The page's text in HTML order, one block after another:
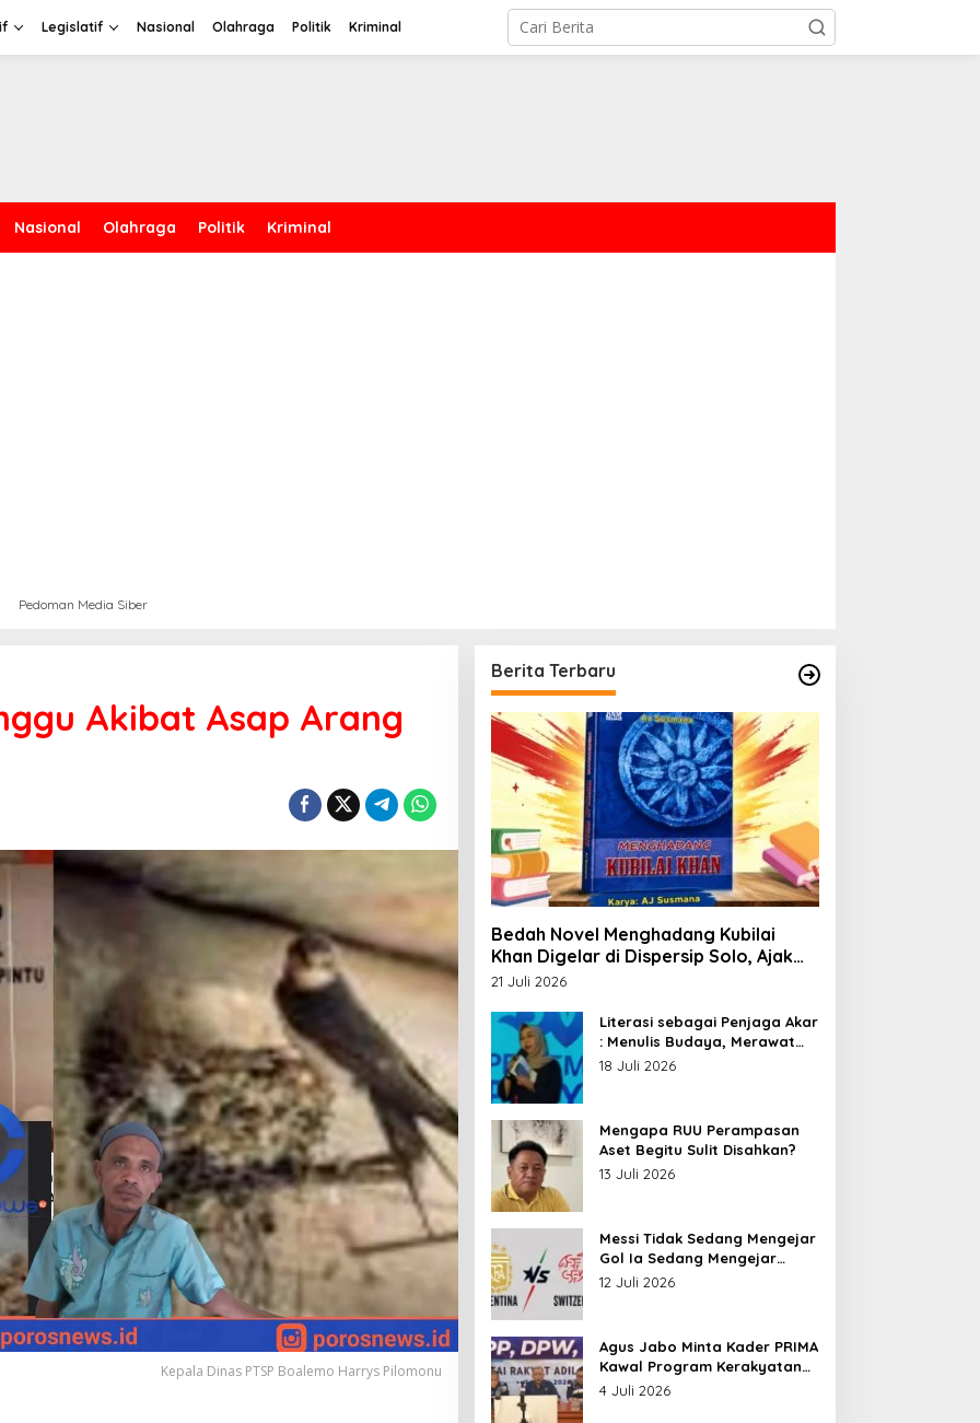
Legislatif Nasional Olahraga Politik Kriminal
Nasional Olahraga Politik Kriminal
Pedoman Media Siber
Akibat Asap Arang
Kepala Dinas PTSP Boalemo Harrys Pilomonu
Berita Terbaru
Bedah Novel Menghadang Kubilai
Khan Digelar di Dispersip Solo, Ajak
Publik Menyelami Heroisme Leluhur
21 Juli 2026
Literasi sebagai Penjaga Akar
: Menulis Budaya, Merawat
Identitas
18 Juli 2026
Mengapa RUU Perampasan
Aset Begitu Sulit Disahkan?
13 Juli 2026
Messi Tidak Sedang Mengejar
Gol Ia Sedang Mengejar
Keabadian
12 Juli 2026
Agus Jabo Minta Kader PRIMA
Kawal Program Kerakyatan
Pemerintahan Prabowo
4 Juli 2026